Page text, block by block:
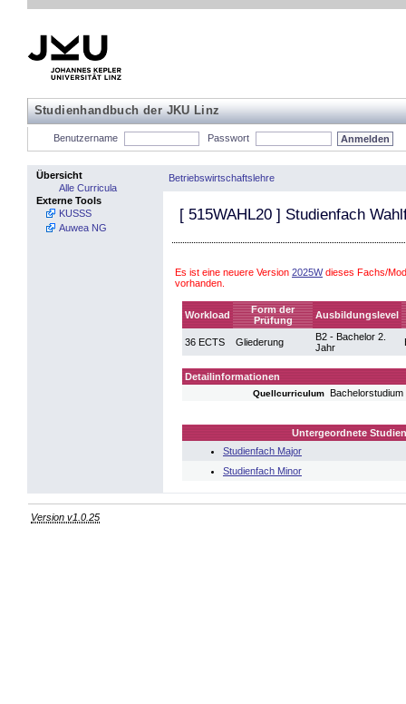
Studienhandbuch der JKU Linz
Benutzername Passwort
Übersicht
Alle Curricula
Externe Tools
KUSSS
Auwea NG
Betriebswirtschaftslehre
[ 515WAHL20 ] Studienfach
Es ist eine neuere Version 2025Wdieses Fachs/
vorhanden.
Workload
Form der
Prüfung
Ausbildungslevel
36 ECTS Gliederung
B2 - Bachelor 2.
Jahr
Detailinformationen
Quellcurriculum
Untergeordnete
Studienfach Major
Studienfach Minor
Version v1.0.25